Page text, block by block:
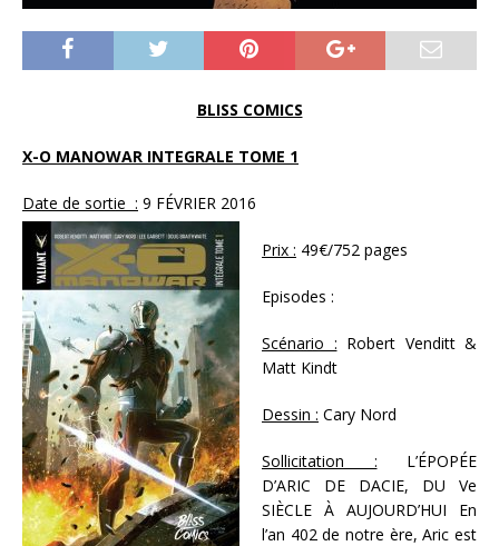
BLISS COMICS
X-O MANOWAR INTEGRALE TOME 1
Date de sortie : 9 FÉVRIER 2016
Prix : 49€/752 pages
Episodes :
Scénario : Robert Venditt &
Matt Kindt
Dessin : Cary Nord
Sollicitation : L’ÉPOPÉE
D’ARIC DE DACIE, DU Ve
SIÈCLE À AUJOURD’HUI En
l’an 402 de notre ère, Aric est